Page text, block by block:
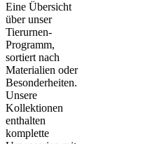
Eine Übersicht
über unser
Tierurnen-
Programm,
sortiert nach
Materialien oder
Besonderheiten.
Unsere
Kollektionen
enthalten
komplette